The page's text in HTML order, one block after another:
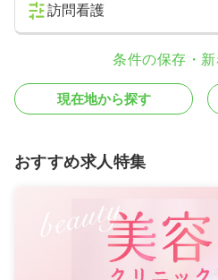
訪問看護
条件の保存・
現在地から探す
おすすめ求人特集